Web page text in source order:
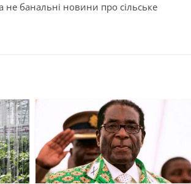
не банальні новини про сільське